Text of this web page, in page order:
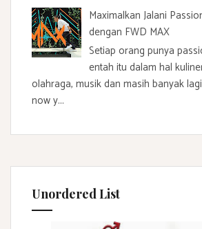
Maximalkan Jalani
dengan FWD MAX
Setiap orang punya
entah itu dalam hal
olahraga, musik dan masih banyak
now y...
Unordered List